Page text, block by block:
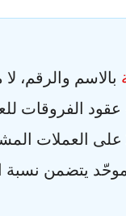
بالاسم
يتضمن